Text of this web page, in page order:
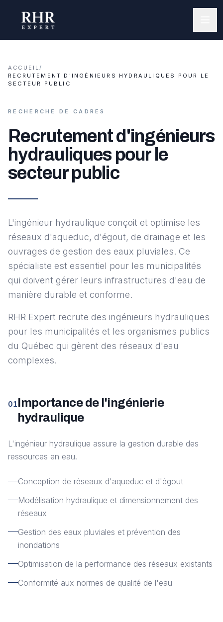
ACCUEIL/
RECRUTEMENT D'INGÉNIEURS HYDRAULIQUES POUR LE
SECTEUR PUBLIC
RECHERCHE DE CADRES
Recrutement d'ingénieurs
hydrauliques pour le
secteur public
L'ingénieur hydraulique conçoit et optimise les
réseaux d'aqueduc, d'égout, de drainage et les
ouvrages de gestion des eaux pluviales. Ce
spécialiste est essentiel pour les municipalités
qui doivent gérer leurs infrastructures d'eau de
manière durable et conforme.
RHR Expert recrute des ingénieurs hydrauliques
pour les municipalités et les organismes publics
du Québec qui gèrent des réseaux d'eau
complexes.
01Importance de l'ingénierie
hydraulique
L'ingénieur hydraulique assure la gestion durable des
ressources en eau.
Conception de réseaux d'aqueduc et d'égout
Modélisation hydraulique et dimensionnement des
réseaux
Gestion des eaux pluviales et prévention des
inondations
Optimisation de la performance des réseaux existants
Conformité aux normes de qualité de l'eau